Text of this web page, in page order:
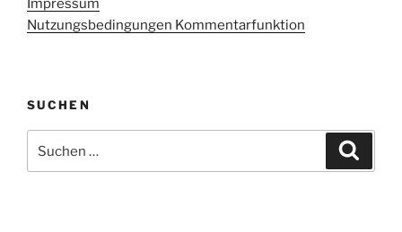
Impressum
Nutzungsbedingungen Kommentarfunktion
SUCHEN
nach: